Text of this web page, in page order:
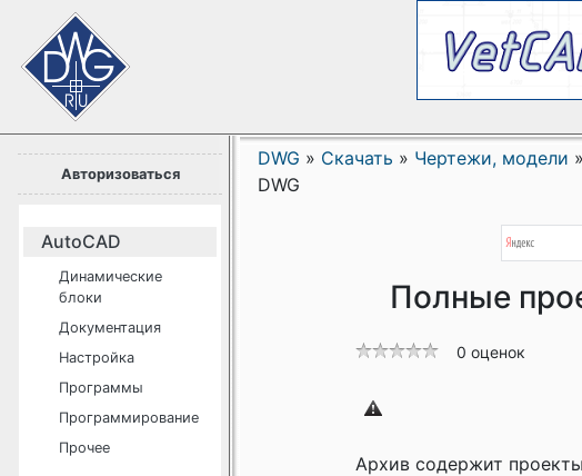
Авторизоваться
AutoCAD
Динамические
блоки
Документация
Настройка
Программы
Программирование
Прочее
DWG » Скачать » Чертежи, модели »
DWG
Полные
0 оценок
Архив содержит